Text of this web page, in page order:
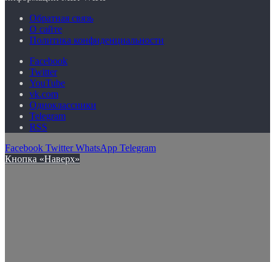
Обратная связь
О сайте
Политика конфиденциальности
Facebook
Twitter
YouTube
vk.com
Одноклассники
Telegram
RSS
Facebook Twitter WhatsApp Telegram
Кнопка «Наверх»